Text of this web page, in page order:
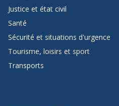
Justice et état civil
Santé
Sécurité et situations d'urgence
Tourisme, loisirs et sport
Transports